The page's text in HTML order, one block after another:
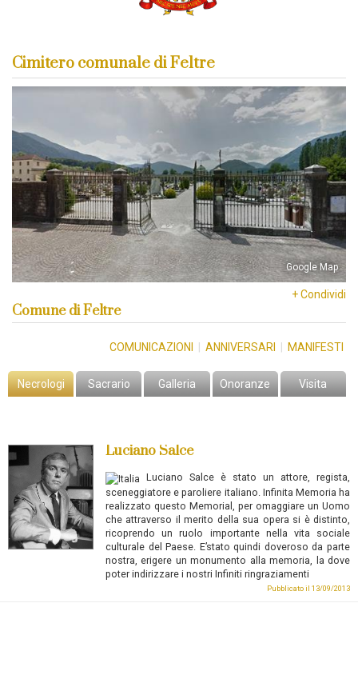
Cimitero comunale di Feltre
Google Map
+ Condividi
Comune di Feltre
COMUNICAZIONI ANNIVERSARI MANIFESTI
Necrologi Sacrario Galleria Onoranze Visita
Luciano Salce
Luciano Salce è stato un attore, regista,
sceneggiatore e paroliere italiano. Infinita Memoria ha
realizzato questo Memorial, per omaggiare un Uomo
che attraverso il merito della sua opera si è distinto,
ricoprendo un ruolo importante nella vita sociale
culturale del Paese. E’stato quindi doveroso da parte
nostra, erigere un monumento alla memoria, la dove
poter indirizzare i nostri Infiniti ringraziamenti
Pubblicato il 13/09/2013